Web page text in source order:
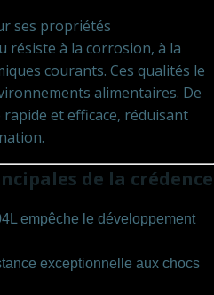
ses propriétés
résiste à la corrosion, à la
courants. Ces qualités le
alimentaires. De
et efficace, réduisant
de la crédence
empêche le développement
exceptionnelle aux chocs